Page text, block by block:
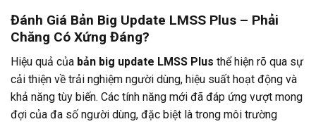
Đánh Giá Bản Big Update LMSS Plus – Phải
Chăng Có Xứng Đáng?
Hiệu quả của bản big update LMSS Plus thể hiện rõ qua sự
cải thiện về trải nghiệm người dùng, hiệu suất hoạt động và
khả năng tùy biến. Các tính năng mới đã đáp ứng vượt mong
đợi của đa số người dùng, đặc biệt là trong môi trường